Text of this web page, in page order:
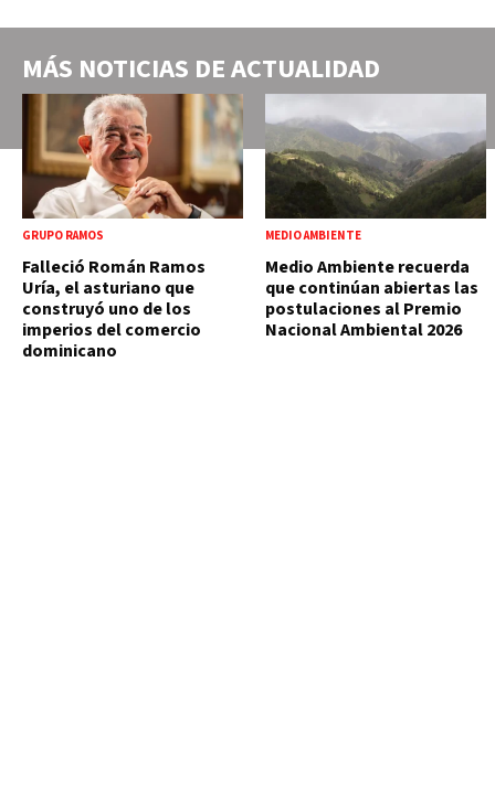
MÁS NOTICIAS DEACTUALIDAD
GRUPO RAMOS
Falleció Román Ramos
Uría, el asturiano que
construyó uno de los
imperios del comercio
dominicano
MEDIO AMBIENTE
Medio Ambiente recuerda
que continúan abiertas las
postulaciones al Premio
Nacional Ambiental 2026